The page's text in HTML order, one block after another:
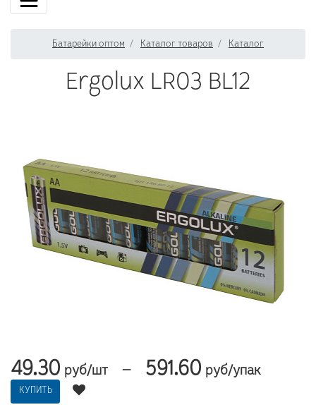
Батарейки оптом Каталог товаров Каталог
Ergolux LR03 BL12
49.30 руб/шт — 591.60 руб/упак
КУПИТЬ